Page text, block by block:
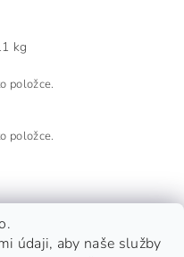
kg
položce.
položce.
údaji, aby naše služby